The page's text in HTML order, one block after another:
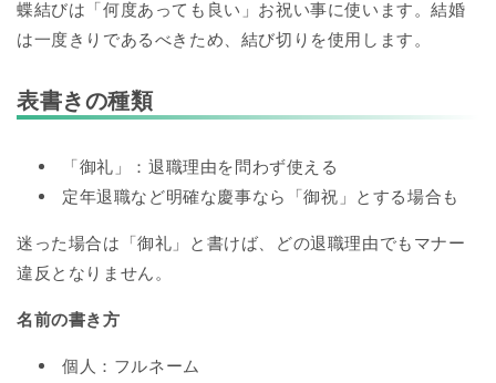
蝶結びは「何度あっても良い」お祝い事に使います。結婚
は一度きりであるべきため、結び切りを使用します。
表書きの種類
「御礼」：退職理由を問わず使える
定年退職など明確な慶事なら「御祝」とする場合も
迷った場合は「御礼」と書けば、どの退職理由でもマナー
違反となりません。
名前の書き方
個人：フルネーム